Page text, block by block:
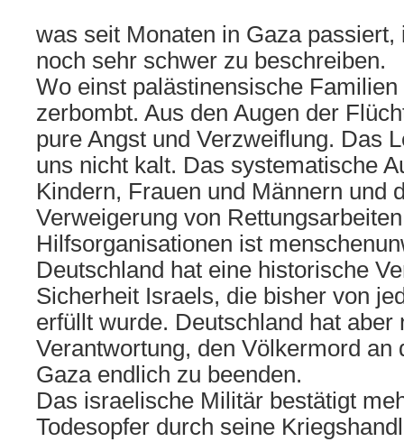
was seit Monaten in Gaza
noch sehr schwer zu beschreiben.
Wo einst palästinensische
zerbombt. Aus den Augen der
pure Angst und Verzweiflung. Das
uns nicht kalt. Das systematische
Kindern, Frauen und Männern und
Verweigerung von
Hilfsorganisationen ist
Deutschland hat eine historische
Sicherheit Israels, die bisher von
erfüllt wurde. Deutschland hat aber
Verantwortung, den Völkermord an
Gaza endlich zu beenden.
Das israelische Militär bestätigt
Todesopfer durch seine